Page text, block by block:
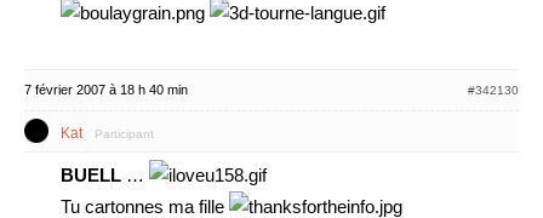
7 février 2007 à 18 h 40 min #342130
Kat Participant
BUELL …
Tu cartonnes ma fille